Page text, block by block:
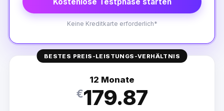
Keine Kreditkarte erforderlich*
BESTES PREIS-LEISTUNGS-VERHÄLTNIS
12 Monate
€179.87